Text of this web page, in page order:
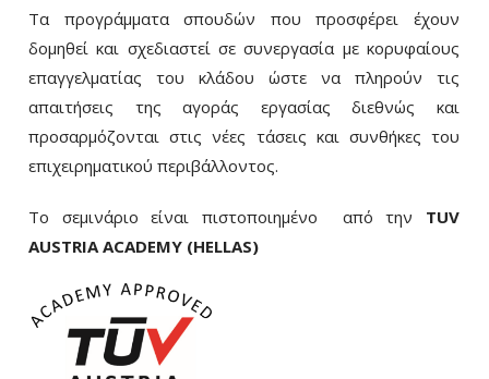
Τα προγράμματα σπουδών που προσφέρει έχουν
δομηθεί και σχεδιαστεί σε συνεργασία με κορυφαίους
επαγγελματίας του κλάδου ώστε να πληρούν τις
απαιτήσεις της αγοράς εργασίας διεθνώς και
προσαρμόζονται στις νέες τάσεις και συνθήκες του
επιχειρηματικού περιβάλλοντος.
Το σεμινάριο είναι πιστοποιημένο από την TUV
AUSTRIA ACADEMY (HELLAS)